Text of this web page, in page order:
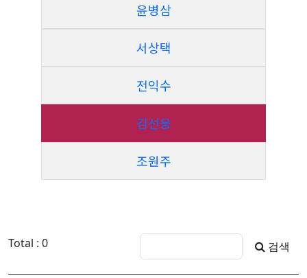
윤병삼
서상택
전익수
김선웅
조원주
Total : 0 검색